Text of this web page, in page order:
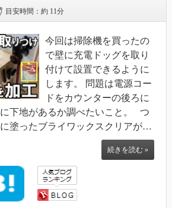
目安時間：約 11分
今回は掃除機を買ったの
で壁に充電ドッグを取り
付けて設置できるように
します。 問題は電源コー
ドをカウンターの後ろに
下地があるか調べたいこと。 つ
塗ったブライワックスクリアが…
続きを読む »